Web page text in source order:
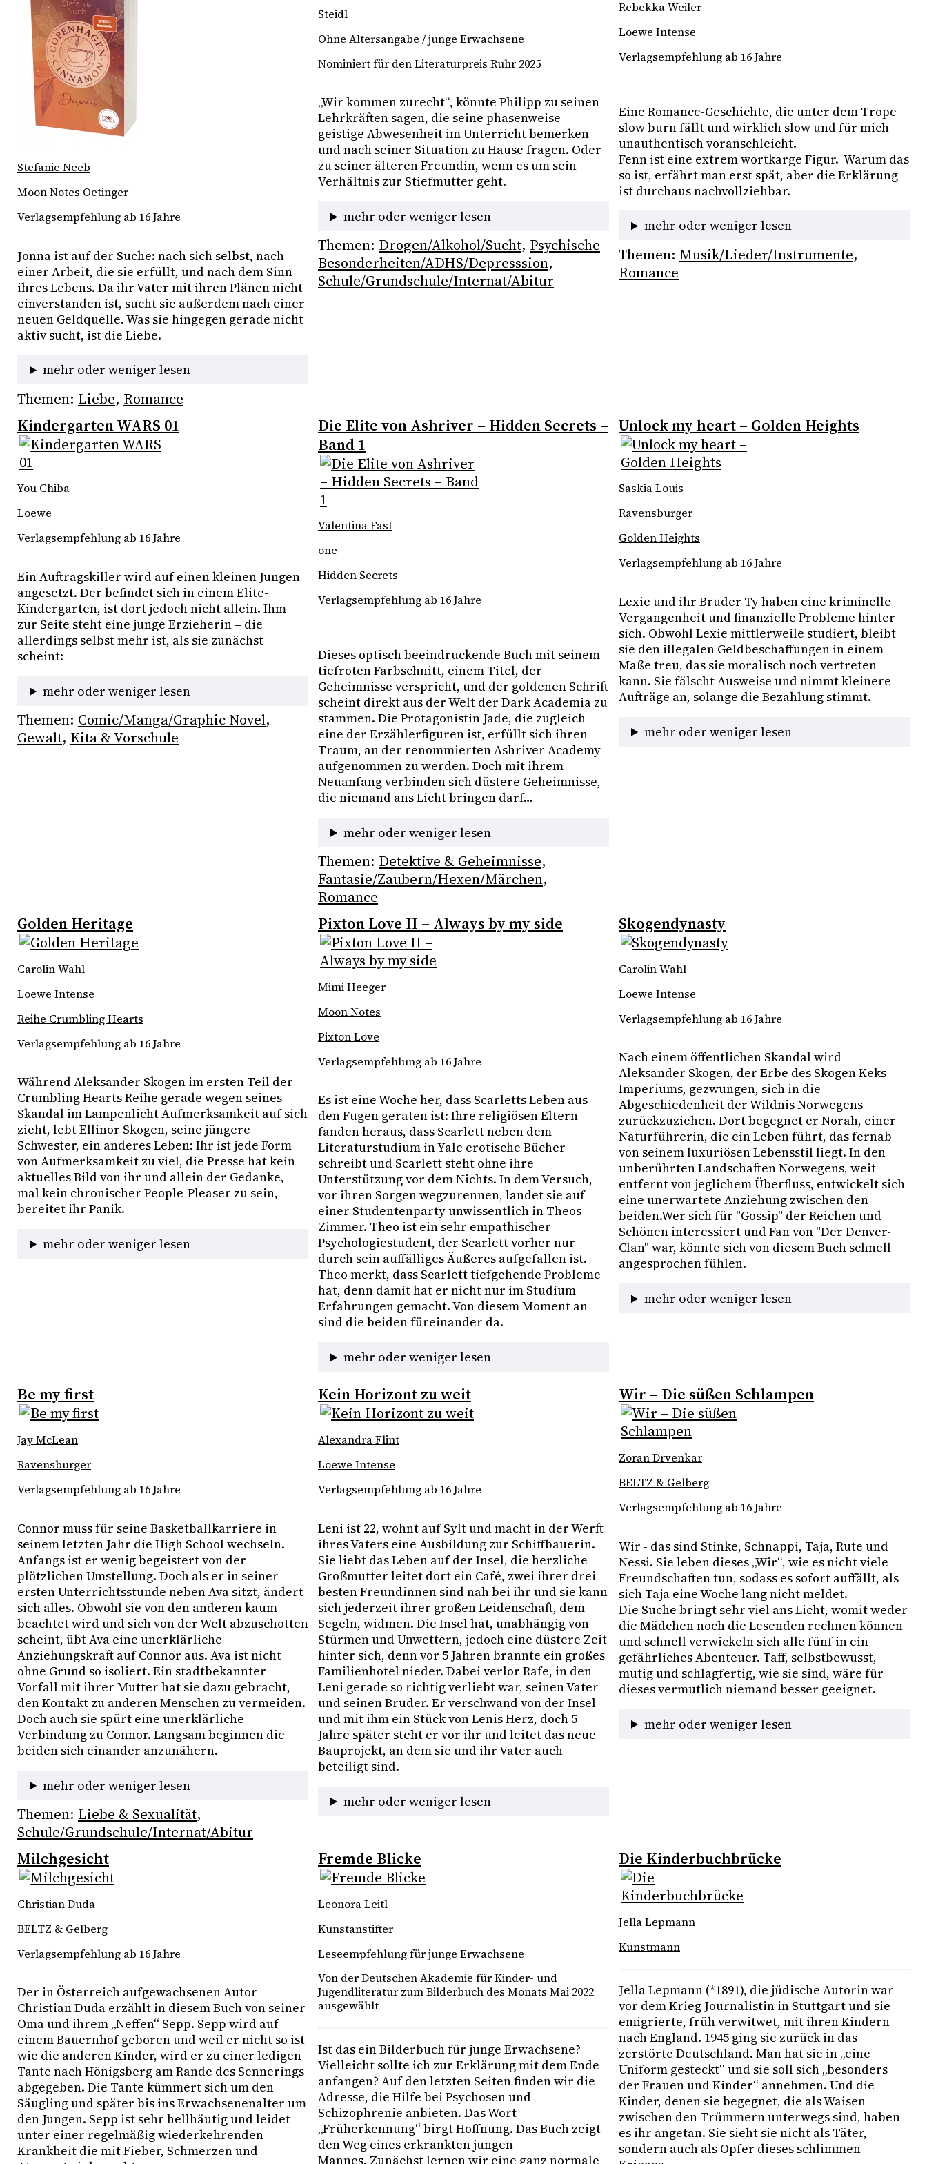
Stefanie Neeb
Moon Notes Oetinger
Verlagsempfehlung ab 16 Jahre
Jonna ist auf der Suche: nach sich selbst, nach
einer Arbeit, die sie erfüllt, und nach dem Sinn
ihres Lebens. Da ihr Vater mit ihren Plänen nicht
einverstanden ist, sucht sie außerdem nach einer
neuen Geldquelle. Was sie hingegen gerade nicht
aktiv sucht, ist die Liebe.
mehr oder weniger lesen
Themen: Liebe, Romance
Steidl
Ohne Altersangabe / junge Erwachsene
Nominiert für den Literaturpreis Ruhr 2025
„Wir kommen zurecht“, könnte Philipp zu seinen
Lehrkräften sagen, die seine phasenweise
geistige Abwesenheit im Unterricht bemerken
und nach seiner Situation zu Hause fragen. Oder
zu seiner älteren Freundin, wenn es um sein
Verhältnis zur Stiefmutter geht.
mehr oder weniger lesen
Themen: Drogen/Alkohol/Sucht, Psychische
Besonderheiten/ADHS/Depresssion
Schule/Grundschule/Internat/Abitur
Rebekka Weiler
Loewe Intense
Verlagsempfehlung ab 16 Jahre
Eine Romance-Geschichte, die unter dem Trope
slow burn fällt und wirklich slow und für mich
unauthentisch voranschleicht.
Fenn ist eine extrem wortkarge Figur.  Warum das
so ist, erfährt man erst spät, aber die Erklärung
ist durchaus nachvollziehbar.
mehr oder weniger lesen
Themen: Musik/Lieder/Instrumente
Romance
Kindergarten WARS 01
You Chiba
Loewe
Verlagsempfehlung ab 16 Jahre
Ein Auftragskiller wird auf einen kleinen Jungen
angesetzt. Der befindet sich in einem Elite-
Kindergarten, ist dort jedoch nicht allein. Ihm
zur Seite steht eine junge Erzieherin – die
allerdings selbst mehr ist, als sie zunächst
scheint:
mehr oder weniger lesen
Themen: Comic/Manga/Graphic Novel
Gewalt, Kita & Vorschule
Die Elite von Ashriver – Hidden Secrets –
Band 1
Valentina Fast
one
Hidden Secrets
Verlagsempfehlung ab 16 Jahre
Dieses optisch beeindruckende Buch mit seinem
tiefroten Farbschnitt, einem Titel, der
Geheimnisse verspricht, und der goldenen Schrift
scheint direkt aus der Welt der Dark Academia zu
stammen. Die Protagonistin Jade, die zugleich
eine der Erzählerfiguren ist, erfüllt sich ihren
Traum, an der renommierten Ashriver Academy
aufgenommen zu werden. Doch mit ihrem
Neuanfang verbinden sich düstere Geheimnisse,
die niemand ans Licht bringen darf…
mehr oder weniger lesen
Themen: Detektive & Geheimnisse
Fantasie/Zaubern/Hexen/Märchen
Romance
Unlock my heart – Golden Heights
Saskia Louis
Ravensburger
Golden Heights
Verlagsempfehlung ab 16 Jahre
Lexie und ihr Bruder Ty haben eine kriminelle
Vergangenheit und finanzielle Probleme hinter
sich. Obwohl Lexie mittlerweile studiert, bleibt
sie den illegalen Geldbeschaffungen in einem
Maße treu, das sie moralisch noch vertreten
kann. Sie fälscht Ausweise und nimmt kleinere
Aufträge an, solange die Bezahlung stimmt.
mehr oder weniger lesen
Golden Heritage
Carolin Wahl
Loewe Intense
Reihe Crumbling Hearts
Verlagsempfehlung ab 16 Jahre
Während Aleksander Skogen im ersten Teil der
Crumbling Hearts Reihe gerade wegen seines
Skandal im Lampenlicht Aufmerksamkeit auf sich
zieht, lebt Ellinor Skogen, seine jüngere
Schwester, ein anderes Leben: Ihr ist jede Form
von Aufmerksamkeit zu viel, die Presse hat kein
aktuelles Bild von ihr und allein der Gedanke,
mal kein chronischer People-Pleaser zu sein,
bereitet ihr Panik.
mehr oder weniger lesen
Pixton Love II – Always by my side
Mimi Heeger
Moon Notes
Pixton Love
Verlagsempfehlung ab 16 Jahre
Es ist eine Woche her, dass Scarletts Leben aus
den Fugen geraten ist: Ihre religiösen Eltern
fanden heraus, dass Scarlett neben dem
Literaturstudium in Yale erotische Bücher
schreibt und Scarlett steht ohne ihre
Unterstützung vor dem Nichts. In dem Versuch,
vor ihren Sorgen wegzurennen, landet sie auf
einer Studentenparty unwissentlich in Theos
Zimmer. Theo ist ein sehr empathischer
Psychologiestudent, der Scarlett vorher nur
durch sein auffälliges Äußeres aufgefallen ist.
Theo merkt, dass Scarlett tiefgehende Probleme
hat, denn damit hat er nicht nur im Studium
Erfahrungen gemacht. Von diesem Moment an
sind die beiden füreinander da.
mehr oder weniger lesen
Skogendynasty
Carolin Wahl
Loewe Intense
Verlagsempfehlung ab 16 Jahre
Nach einem öffentlichen Skandal wird
Aleksander Skogen, der Erbe des Skogen Keks
Imperiums, gezwungen, sich in die
Abgeschiedenheit der Wildnis Norwegens
zurückzuziehen. Dort begegnet er Norah, einer
Naturführerin, die ein Leben führt, das fernab
von seinem luxuriösen Lebensstil liegt. In den
unberührten Landschaften Norwegens, weit
entfernt von jeglichem Überfluss, entwickelt sich
eine unerwartete Anziehung zwischen den
beiden.Wer sich für "Gossip" der Reichen und
Schönen interessiert und Fan von "Der Denver-
Clan" war, könnte sich von diesem Buch schnell
angesprochen fühlen.
mehr oder weniger lesen
Be my first
Jay McLean
Ravensburger
Verlagsempfehlung ab 16 Jahre
Connor muss für seine Basketballkarriere in
seinem letzten Jahr die High School wechseln.
Anfangs ist er wenig begeistert von der
plötzlichen Umstellung. Doch als er in seiner
ersten Unterrichtsstunde neben Ava sitzt, ändert
sich alles. Obwohl sie von den anderen kaum
beachtet wird und sich von der Welt abzuschotten
scheint, übt Ava eine unerklärliche
Anziehungskraft auf Connor aus. Ava ist nicht
ohne Grund so isoliert. Ein stadtbekannter
Vorfall mit ihrer Mutter hat sie dazu gebracht,
den Kontakt zu anderen Menschen zu vermeiden.
Doch auch sie spürt eine unerklärliche
Verbindung zu Connor. Langsam beginnen die
beiden sich einander anzunähern.
mehr oder weniger lesen
Themen: Liebe & Sexualität
Schule/Grundschule/Internat/Abitur
Kein Horizont zu weit
Alexandra Flint
Loewe Intense
Verlagsempfehlung ab 16 Jahre
Leni ist 22, wohnt auf Sylt und macht in der Werft
ihres Vaters eine Ausbildung zur Schiffbauerin.
Sie liebt das Leben auf der Insel, die herzliche
Großmutter leitet dort ein Café, zwei ihrer drei
besten Freundinnen sind nah bei ihr und sie kann
sich jederzeit ihrer großen Leidenschaft, dem
Segeln, widmen. Die Insel hat, unabhängig von
Stürmen und Unwettern, jedoch eine düstere Zeit
hinter sich, denn vor 5 Jahren brannte ein großes
Familienhotel nieder. Dabei verlor Rafe, in den
Leni gerade so richtig verliebt war, seinen Vater
und seinen Bruder. Er verschwand von der Insel
und mit ihm ein Stück von Lenis Herz, doch 5
Jahre später steht er vor ihr und leitet das neue
Bauprojekt, an dem sie und ihr Vater auch
beteiligt sind.
mehr oder weniger lesen
Wir – Die süßen Schlampen
Zoran Drvenkar
BELTZ & Gelberg
Verlagsempfehlung ab 16 Jahre
Wir - das sind Stinke, Schnappi, Taja, Rute und
Nessi. Sie leben dieses „Wir“, wie es nicht viele
Freundschaften tun, sodass es sofort auffällt, als
sich Taja eine Woche lang nicht meldet.
Die Suche bringt sehr viel ans Licht, womit weder
die Mädchen noch die Lesenden rechnen können
und schnell verwickeln sich alle fünf in ein
gefährliches Abenteuer. Taff, selbstbewusst,
mutig und schlagfertig, wie sie sind, wäre für
dieses vermutlich niemand besser geeignet.
mehr oder weniger lesen
Milchgesicht
Christian Duda
BELTZ & Gelberg
Verlagsempfehlung ab 16 Jahre
Der in Österreich aufgewachsenen Autor
Christian Duda erzählt in diesem Buch von seiner
Oma und ihrem „Neffen“ Sepp. Sepp wird auf
einem Bauernhof geboren und weil er nicht so ist
wie die anderen Kinder, wird er zu einer ledigen
Tante nach Hönigsberg am Rande des Sennerings
abgegeben. Die Tante kümmert sich um den
Säugling und später bis ins Erwachsenenalter um
den Jungen. Sepp ist sehr hellhäutig und leidet
unter einer regelmäßig wiederkehrenden
Krankheit die mit Fieber, Schmerzen und
Fremde Blicke
Leonora Leitl
Kunstanstifter
Leseempfehlung für junge Erwachsene
Von der Deutschen Akademie für Kinder- und
Jugendliteratur zum Bilderbuch des Monats Mai 2022
ausgewählt
Ist das ein Bilderbuch für junge Erwachsene?
Vielleicht sollte ich zur Erklärung mit dem Ende
anfangen? Auf den letzten Seiten finden wir die
Adresse, die Hilfe bei Psychosen und
Schizophrenie anbieten. Das Wort
„Früherkennung“ birgt Hoffnung. Das Buch zeigt
den Weg eines erkrankten jungen
Mannes. Zunächst lernen wir eine ganz normale
Die Kinderbuchbrücke
Jella Lepmann
Kunstmann
Jella Lepmann (*1891), die jüdische Autorin war
vor dem Krieg Journalistin in Stuttgart und sie
emigrierte, früh verwitwet, mit ihren Kindern
nach England. 1945 ging sie zurück in das
zerstörte Deutschland. Man hat sie in „eine
Uniform gesteckt“ und sie soll sich „besonders
der Frauen und Kinder“ annehmen. Und die
Kinder, denen sie begegnet, die als Waisen
zwischen den Trümmern unterwegs sind, haben
es ihr angetan. Sie sieht sie nicht als Täter,
sondern auch als Opfer dieses schlimmen